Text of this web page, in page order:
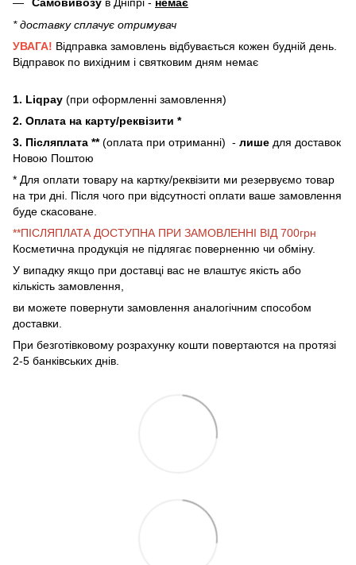
* доставку сплачує отримувач
УВАГА! Відправка замовлень відбувається кожен будній день.
Відправок по вихідним і святковим дням немає
1. Liqpay (при оформленні замовлення)
2. Оплата на карту/реквізити *
3. Післяплата **(оплата при отриманні) - лише для доставок
Новою Поштою
* Для оплати товару на картку/реквізити ми резервуємо товар
на три дні. Після чого при відсутності оплати ваше замовлення
буде скасоване.
**ПІСЛЯПЛАТА ДОСТУПНА ПРИ ЗАМОВЛЕННІ ВІД 700грн
Косметична продукція не підлягає поверненню чи обміну.
У випадку якщо при доставці вас не влаштує якість або
кількість замовлення,
ви можете повернути замовлення аналогічним способом
доставки.
При безготівковому розрахунку кошти повертаются на протязі
2-5 банківських днів.